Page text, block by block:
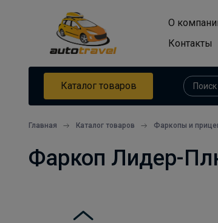
О
Контакты
Каталог товаров
Главная Каталог товаров Фаркопы и
Фаркоп Лидер-